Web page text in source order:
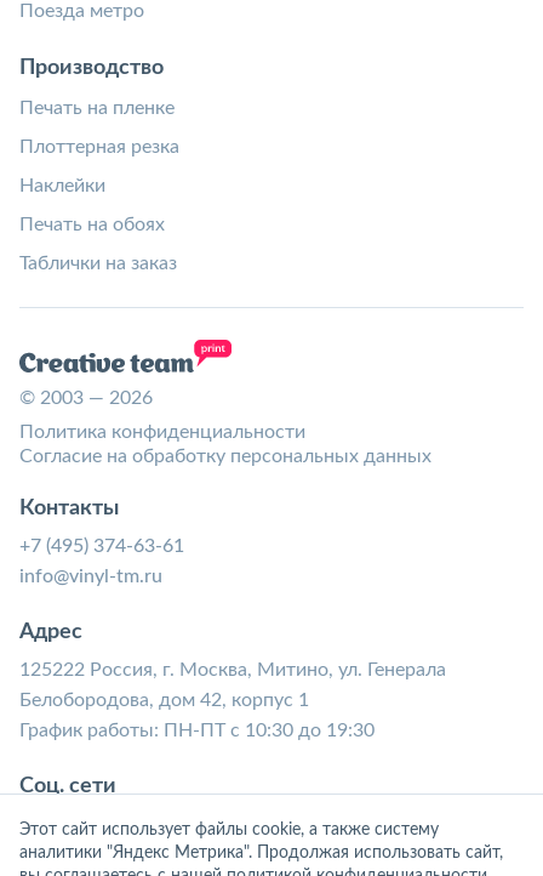
Поезда метро
Производство
Печать на пленке
Плоттерная резка
Наклейки
Печать на обоях
Таблички на заказ
© 2003 — 2026
Политика конфиденциальности
Согласие на обработку персональных данных
Контакты
+7 (495) 374-63-61
info@vinyl-tm.ru
Адрес
125222 Россия, г. Москва, Митино, ул. Генерала
Белобородова, дом 42, корпус 1
График работы: ПН-ПТ с 10:30 до 19:30
Соц. сети
Этот сайт использует файлы cookie, а также систему
аналитики "Яндекс Метрика". Продолжая использовать сайт,